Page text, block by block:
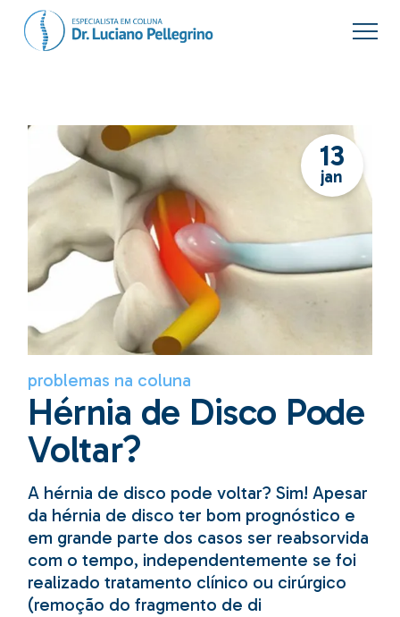
the
13
jan
problemas na coluna
Hérnia de Disco Pode
Voltar?
A hérnia de disco pode voltar? Sim! Apesar
da hérnia de disco ter bom prognóstico e
em grande parte dos casos ser reabsorvida
com o tempo, independentemente se foi
realizado tratamento clínico ou cirúrgico
(remoção do fragmento de di